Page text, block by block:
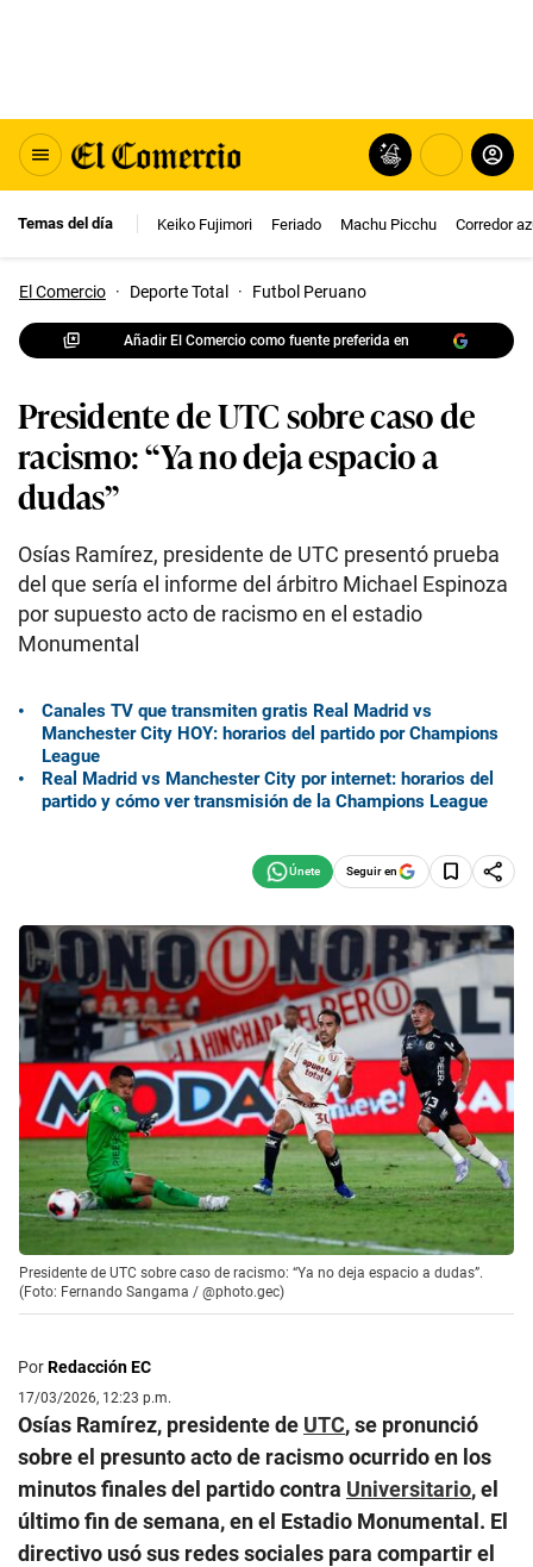
Temas del día Keiko Fujimori Feriado Machu Picchu Corredor
El Comercio · Deporte Total · Futbol Peruano
Añadir El Comercio como fuente preferida en
Presidente de UTC sobre caso de
racismo: “Ya no deja espacio a
dudas”
Osías Ramírez, presidente de UTC presentó prueba
del que sería el informe del árbitro Michael Espinoza
por supuesto acto de racismo en el estadio
Monumental
Canales TV que transmiten gratis Real Madrid vs
Manchester City HOY: horarios del partido por Champions
League
Real Madrid vs Manchester City por internet: horarios del
partido y cómo ver transmisión de la Champions League
Seguir en
Presidente de UTC sobre caso de racismo: “Ya no deja espacio a dudas”.
(Foto: Fernando Sangama / @photo.gec)
PorRedacción EC
17/03/2026, 12:23 p.m.
Osías Ramírez, presidente de UTC, se pronunció
sobre el presunto acto de racismo ocurrido en los
minutos finales del partido contra Universitario, el
último fin de semana, en el Estadio Monumental. El
directivo usó sus redes sociales para compartir el